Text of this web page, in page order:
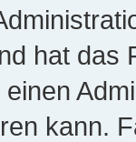
hat das
kann.